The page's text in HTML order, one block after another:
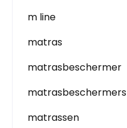
m line
matras
matrasbeschermer
matrasbeschermers
matrassen